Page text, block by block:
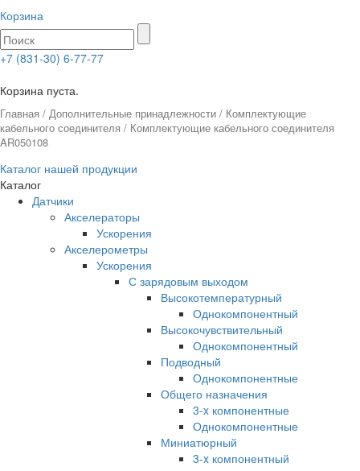
Корзина
+7 (831-30) 6-77-77
Корзина пуста.
Главная / Дополнительные принадлежности / Комплектующие
кабельного соединителя / Комплектующие кабельного соединителя
AR050108
Каталог нашей продукции
Каталог
Датчики
Акселераторы
Ускорения
Акселерометры
Ускорения
С зарядовым выходом
Высокотемпературный
Однокомпонентный
Высокочувствительный
Однокомпонентный
Подводный
Однокомпонентные
Общего назначения
3-x компонентные
Однокомпонентные
Миниатюрный
3-x компонентный